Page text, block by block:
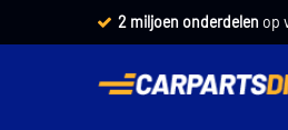
2 miljoen onderdelen op